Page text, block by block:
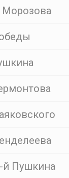
Морозова
й Пушкина